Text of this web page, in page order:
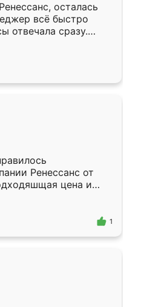
осталась
всё быстро
отвечала сразу.
подошёл к
Собрали
аккуратно, даже
Ренессанс от
цена и
Приехавший
Владислав
самый
1